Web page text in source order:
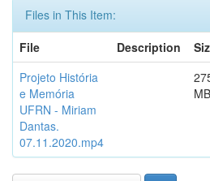
Files in This Item:
File
Description
Projeto História
e Memória
UFRN - Miriam
Dantas.
07.11.2020.mp4
MB